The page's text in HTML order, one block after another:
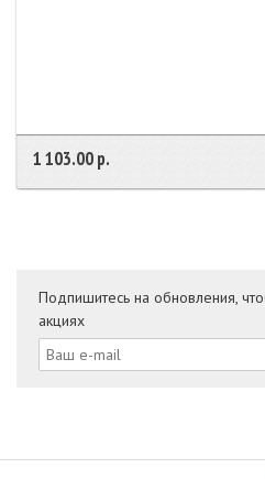
1 103.00 р.
Подпишитесь на обновления,
акциях